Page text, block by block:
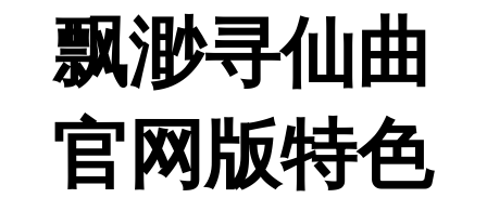
飘渺寻仙曲
官网版特色